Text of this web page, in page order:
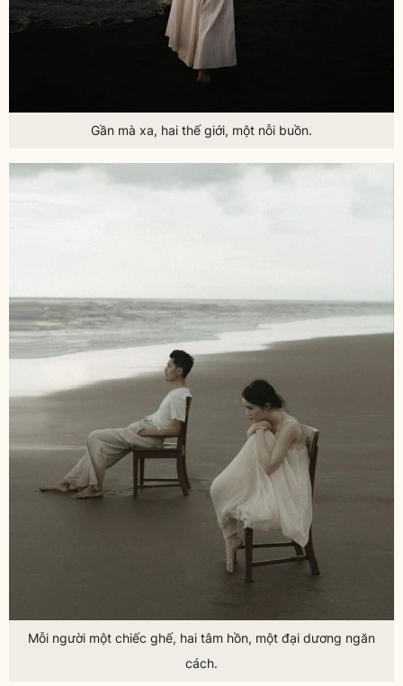
Gần mà xa, hai thế giới, một nỗi buồn.
Mỗi người một chiếc ghế, hai tâm hồn, một đại dương ngăn
cách.